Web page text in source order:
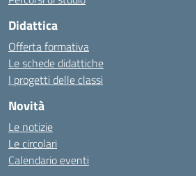
Didattica
Offerta formativa
Le schede didattiche
I progetti delle classi
Novità
Le notizie
Le circolari
Calendario eventi